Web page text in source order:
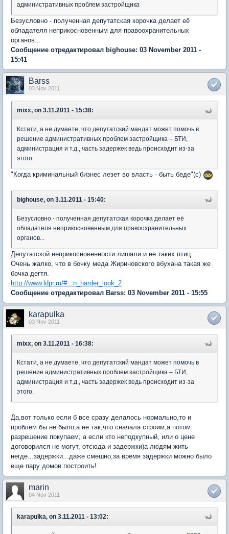
административных проблем застройщика
Безусловно - полученная депутатская корочка делает её
обладателя неприкосновенным для правоохранительных
органов...
Сообщение отредактировал bighouse: 03 November 2011 -
15:41
Barss
03 Nov 2011
mixx, on 3.11.2011 - 15:38:
Кстати, а не думаете, что депутатский мандат может помочь в
решение административных проблем застройщика – БТИ,
администрация и т.д., часть задержек ведь происходит из-за
этого.
"Когда криминальный бизнес лезет во власть - быть беде"(с)
bighouse, on 3.11.2011 - 15:40:
Безусловно - полученная депутатская корочка делает её
обладателя неприкосновенным для правоохранительных
органов...
Депутатской неприкосновенности лишали и не таких птиц.
Очень жалко, что в бочку меда Жириновского вбухана такая же
бочка дегтя.
http://www.ldpr.ru/#...n_harder_look_2
Сообщение отредактировал Barss: 03 November 2011 - 15:55
karapulka
03 Nov 2011
mixx, on 3.11.2011 - 16:38:
Кстати, а не думаете, что депутатский мандат может помочь в
решение административных проблем застройщика – БТИ,
администрация и т.д., часть задержек ведь происходит из-за
этого.
Да,вот только если б все сразу делалось нормально,то и
проблем бы не было,а не так,что сначала строим,а потом
разрешение покупаем, а если кто неподкупный, или о цене
договорился не могут, отсюда и задержки)а людям жить
негде...задержки...даже смешно,за время задержки можно было
еще пару домов построить!
marin
04 Nov 2011
karapulka, on 3.11.2011 - 13:02: